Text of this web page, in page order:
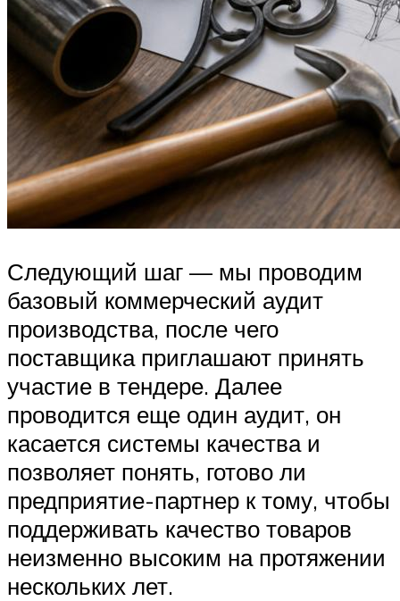
Следующий шаг — мы проводим
базовый коммерческий аудит
производства, после чего
поставщика приглашают принять
участие в тендере. Далее
проводится еще один аудит, он
касается системы качества и
позволяет понять, готово ли
предприятие-партнер к тому, чтобы
поддерживать качество товаров
неизменно высоким на протяжении
нескольких лет.